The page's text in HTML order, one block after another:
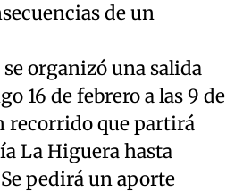
de un
organizó una salida
16 de febrero a las 9 de
recorrido que partirá
La Higuera hasta
pedirá un aporte